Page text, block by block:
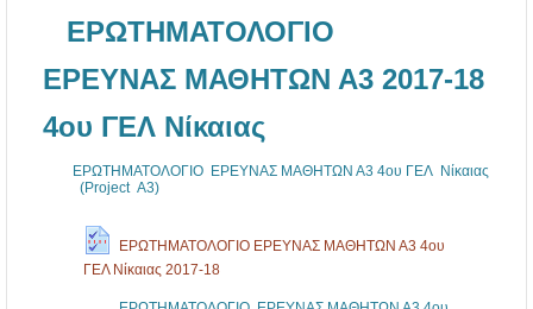
ΕΡΩΤΗΜΑΤΟΛΟΓΙΟ
ΕΡΕΥΝΑΣ ΜΑΘΗΤΩΝ Α3 2017-18
4ου ΓΕΛ Νίκαιας
ΕΡΩΤΗΜΑΤΟΛΟΓΙΟ ΕΡΕΥΝΑΣ ΜΑΘΗΤΩΝ Α3 4ου ΓΕΛ Νίκαιας
(Project Α3)
ΕΡΩΤΗΜΑΤΟΛΟΓΙΟ ΕΡΕΥΝΑΣ ΜΑΘΗΤΩΝ Α3 4ου
ΓΕΛ Νίκαιας 2017-18